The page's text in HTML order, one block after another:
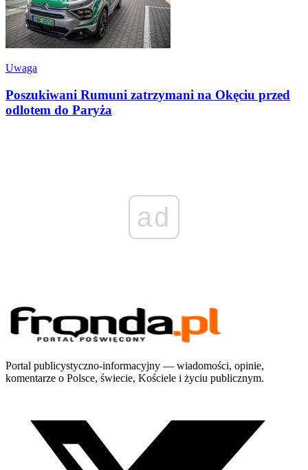
Uwaga
Poszukiwani Rumuni zatrzymani na Okęciu przed
odlotem do Paryża
ad
Portal publicystyczno-informacyjny — wiadomości, opinie,
komentarze o Polsce, świecie, Kościele i życiu publicznym.